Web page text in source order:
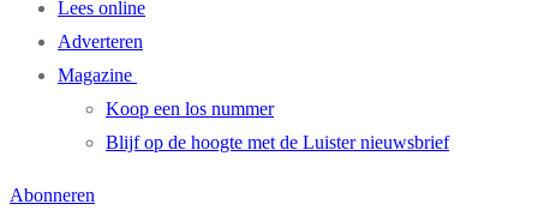
Lees online
Adverteren
Magazine
Koop een los nummer
Blijf op de hoogte met de Luister nieuwsbrief
Abonneren